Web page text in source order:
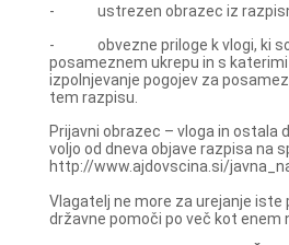
- ustrezen obrazec iz
- obvezne priloge k vlogi, ki so
posameznem ukrepu in s
izpolnjevanje pogojev za
tem razpisu.
Prijavni obrazec – vloga in ostala
voljo od dneva objave razpisa na
http://www.ajdovscina.si/
Vlagatelj ne more za urejanje iste
državne pomoči po več kot enem